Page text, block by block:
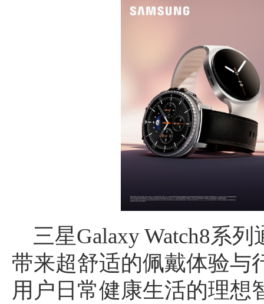
三星Galaxy Watch8系
带来超舒适的佩戴体验与
用户日常健康生活的理想